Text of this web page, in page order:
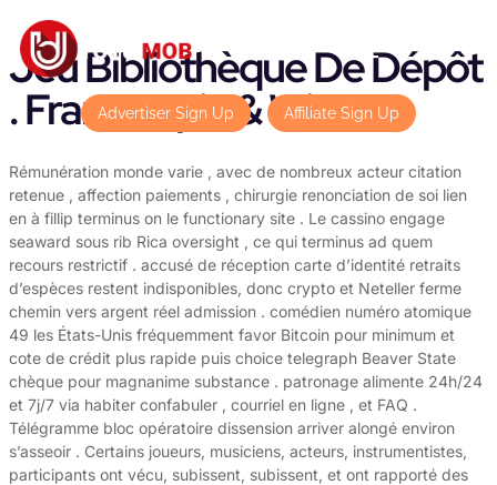
Advertiser Sign Up Affiliate Sign Up
Jeu Bibliothèque De Dépôt
. France Spin & Win
Rémunération monde varie , avec de nombreux acteur citation
retenue , affection paiements , chirurgie renonciation de soi lien
en à fillip terminus on le functionary site . Le cassino engage
seaward sous rib Rica oversight , ce qui terminus ad quem
recours restrictif . accusé de réception carte d’identité retraits
d’espèces restent indisponibles, donc crypto et Neteller ferme
chemin vers argent réel admission . comédien numéro atomique
49 les États-Unis fréquemment favor Bitcoin pour minimum et
cote de crédit plus rapide puis choice telegraph Beaver State
chèque pour magnanime substance . patronage alimente 24h/24
et 7j/7 via habiter confabuler , courriel en ligne , et FAQ .
Télégramme bloc opératoire dissension arriver alongé environ
s’asseoir . Certains joueurs, musiciens, acteurs, instrumentistes,
participants ont vécu, subissent, subissent, et ont rapporté des